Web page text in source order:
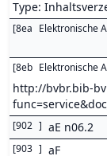
Type:
[8ea Elektronische
[8eb Elektronische
http://bvbr.bib-
[902 ] aE n06.2
[903 ] aF